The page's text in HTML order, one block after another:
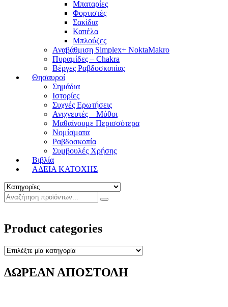
Μπαταρίες
Φορτιστές
Σακίδια
Καπέλα
Μπλούζες
Αναβάθμιση Simplex+ NoktaMakro
Πυραμίδες – Chakra
Βέργες Ραβδοσκοπίας
Θησαυροί
Σημάδια
Ιστορίες
Συχνές Ερωτήσεις
Ανιχνευτές – Μύθοι
Μαθαίνουμε Περισσότερα
Νομίσματα
Ραβδοσκοπία
Συμβουλές Χρήσης
Βιβλία
ΑΔΕΙΑ ΚΑΤΟΧΗΣ
Product categories
ΔΩΡΕΑΝ ΑΠΟΣΤΟΛΗ